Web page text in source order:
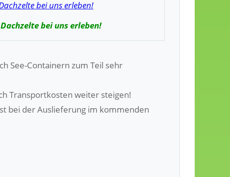
Dachzelte bei uns erleben!
See-Containern zum Teil sehr
Transportkosten weiter steigen!
bei der Auslieferung im kommenden